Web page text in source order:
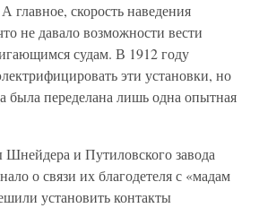
главное, скорость наведения
не давало возможности вести
судам. В 1912 году
эти установки, но
была переделана лишь одна опытная
и Путиловского завода
о связи их благодетеля с «мадам
установить контакты